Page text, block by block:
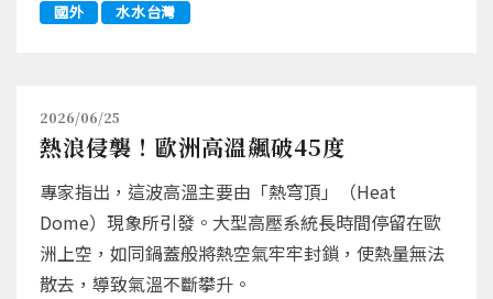
國外 水水台灣
2026/06/25
熱浪侵襲！歐洲高溫飆破45度
專家指出，這波高溫主要由「熱穹頂」（Heat
Dome）現象所引發。大型高壓系統長時間停留在歐
洲上空，如同鍋蓋般將熱空氣牢牢封鎖，使熱量無法
散去，導致氣溫不斷攀升。